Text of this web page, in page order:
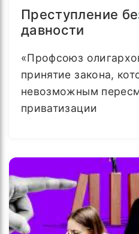
Преступление
давности
«Профсоюз
принятие закона,
невозможным
приватизации